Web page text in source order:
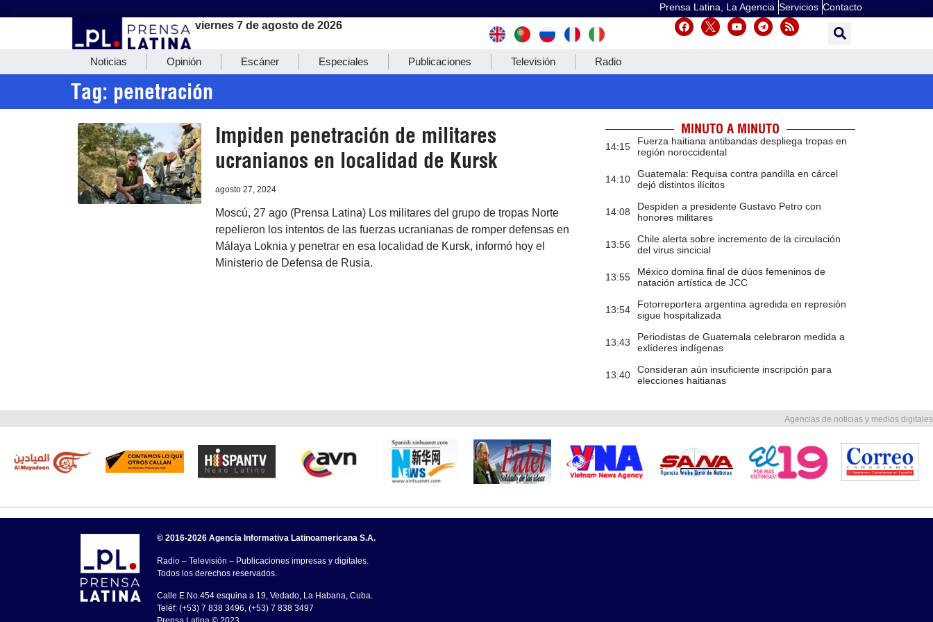
Prensa Latina, La Agencia Servicios Contacto
viernes 7 de agosto de 2026
Noticias Opinión Escáner Especiales Publicaciones Televisión Radio
Tag: penetración
Impiden penetración de militares
ucranianos en localidad de Kursk
agosto 27, 2024
Moscú, 27 ago (Prensa Latina) Los militares del grupo de tropas Norte
repelieron los intentos de las fuerzas ucranianas de romper defensas en
Málaya Loknia y penetrar en esa localidad de Kursk, informó hoy el
Ministerio de Defensa de Rusia.
MINUTO A MINUTO
14:15
Fuerza haitiana antibandas despliega tropas en
región noroccidental
14:10
Guatemala: Requisa contra pandilla en cárcel
dejó distintos ilícitos
14:08
Despiden a presidente Gustavo Petro con
honores militares
13:56
Chile alerta sobre incremento de la circulación
del virus sincicial
13:55
México domina final de dúos femeninos de
natación artística de JCC
13:54
Fotorreportera argentina agredida en represión
sigue hospitalizada
13:43
Periodistas de Guatemala celebraron medida a
exlíderes indígenas
13:40
Consideran aún insuficiente inscripción para
elecciones haitianas
Agencias de noticias y medios digitales
© 2016-2026 Agencia Informativa Latinoamericana S.A.
Radio – Televisión – Publicaciones impresas y digitales.
Todos los derechos reservados.
Calle E No.454 esquina a 19, Vedado, La Habana, Cuba.
Teléf: (+53) 7 838 3496, (+53) 7 838 3497